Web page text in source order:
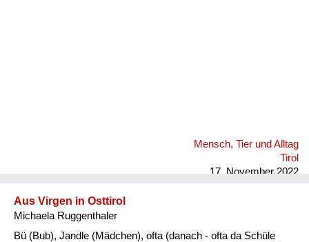
Mensch, Tier und Alltag
Tirol
17. November 2022
Aus Virgen in Osttirol
Michaela Ruggenthaler
Bü (Bub), Jandle (Mädchen), ofta (danach - ofta da Schüle